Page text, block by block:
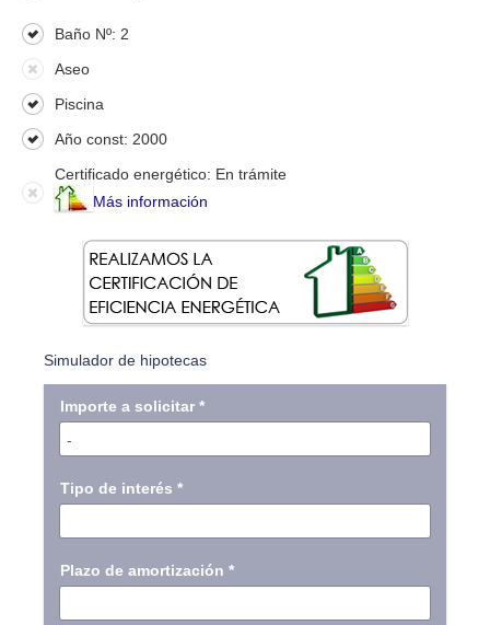
Baño Nº: 2
Aseo
Piscina
Año const: 2000
Certificado energético: En trámite
Más información